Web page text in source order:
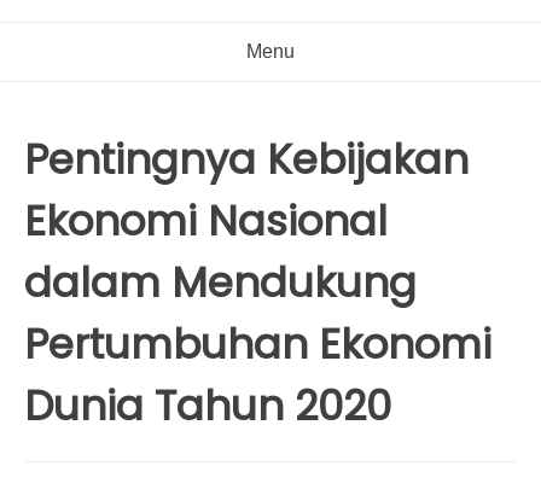
Menu
Pentingnya Kebijakan
Ekonomi Nasional
dalam Mendukung
Pertumbuhan Ekonomi
Dunia Tahun 2020